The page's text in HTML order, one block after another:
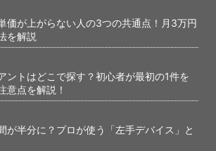
価が上がらない人の3つの共通点！月3万円
を解説
ントはどこで探す？初心者が最初の1件を
意点を解説！
が半分に？プロが使う「左手デバイス」と